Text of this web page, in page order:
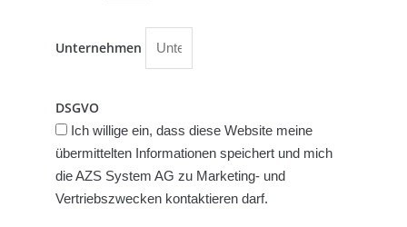
Unternehmen
DSGVO
Ich willige ein, dass diese Website meine
übermittelten Informationen speichert und mich
die AZS System AG zu Marketing- und
Vertriebszwecken kontaktieren darf.